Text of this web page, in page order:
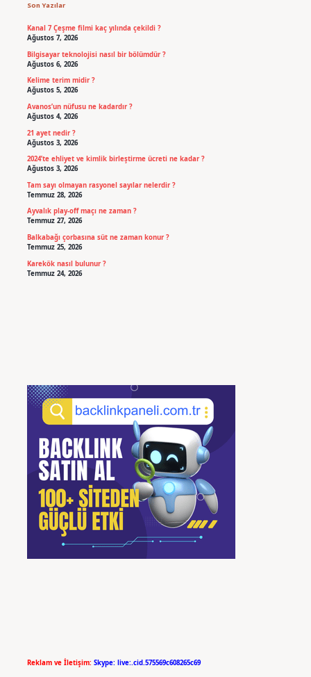
Son Yazılar
Kanal 7 Çeşme filmi kaç yılında çekildi ?
Ağustos 7, 2026
Bilgisayar teknolojisi nasıl bir bölümdür ?
Ağustos 6, 2026
Kelime terim midir ?
Ağustos 5, 2026
Avanos’un nüfusu ne kadardır ?
Ağustos 4, 2026
21 ayet nedir ?
Ağustos 3, 2026
2024’te ehliyet ve kimlik birleştirme ücreti ne kadar ?
Ağustos 3, 2026
Tam sayı olmayan rasyonel sayılar nelerdir ?
Temmuz 28, 2026
Ayvalık play-off maçı ne zaman ?
Temmuz 27, 2026
Balkabağı çorbasına süt ne zaman konur ?
Temmuz 25, 2026
Karekök nasıl bulunur ?
Temmuz 24, 2026
Reklam ve İletişim: Skype: live:.cid.575569c608265c69